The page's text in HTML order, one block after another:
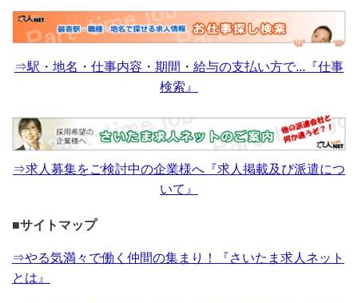
⇒駅・地名・仕事内容・期間・給与の支払い方で...『仕事
検索』
⇒求人募集をご検討中の企業様へ『求人掲載及び派遣につ
いて』
■サイトマップ
⇒やる気満々で働く仲間の集まり！『さいたま求人ネット
とは』